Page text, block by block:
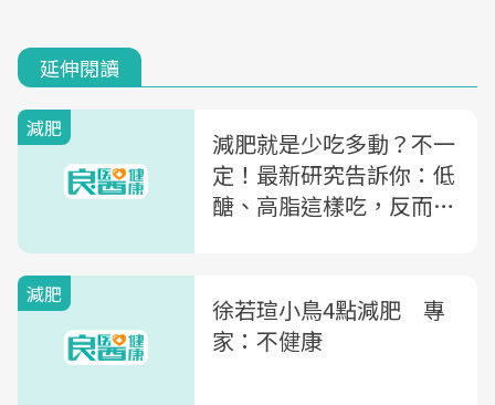
延伸閱讀
減肥
減肥就是少吃多動？不一
定！最新研究告訴你：低
醣、高脂這樣吃，反而更
減肥
徐若瑄小鳥4點減肥 專
家：不健康